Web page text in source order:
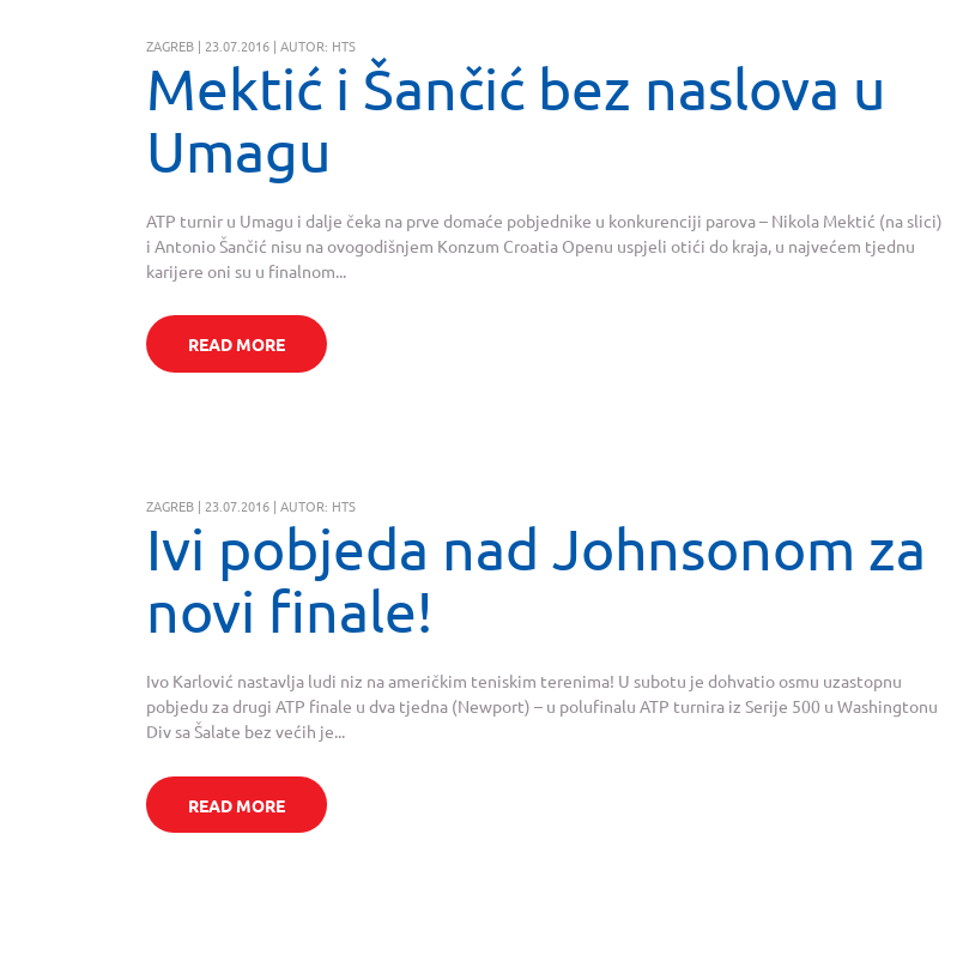
ZAGREB | 23.07.2016 | AUTOR: HTS
Mektić i Šančić bez naslova u
Umagu
ATP turnir u Umagu i dalje čeka na prve domaće pobjednike u konkurenciji parova – Nikola Mektić (na slici)
i Antonio Šančić nisu na ovogodišnjem Konzum Croatia Openu uspjeli otići do kraja, u najvećem tjednu
karijere oni su u finalnom...
READ MORE
ZAGREB | 23.07.2016 | AUTOR: HTS
Ivi pobjeda nad Johnsonom za
novi finale!
Ivo Karlović nastavlja ludi niz na američkim teniskim terenima! U subotu je dohvatio osmu uzastopnu
pobjedu za drugi ATP finale u dva tjedna (Newport) – u polufinalu ATP turnira iz Serije 500 u Washingtonu
Div sa Šalate bez većih je...
READ MORE